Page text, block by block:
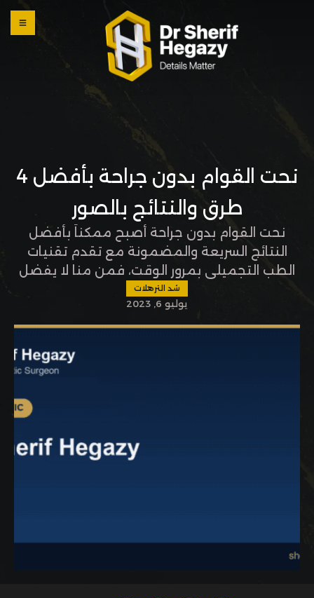
نحت القوام بدون جراحة بأفضل 4
طرق والنتائج بالصور
نحت القوام بدون جراحة أصبح ممكناً بأفضل
النتائج السريعة والمضمونة مع تقدم تقنيات
الطب التجميلي بمرور الوقت، فمن منا لا يفضل
الطرق غير الجراحية لتحقيق القوام المثالي الذي
يحلم به؟ لذا في المقالة التالية نعرض لك هذه
الطرق وأفضلها فتابع معنا عزيزي القارئ. طرق
نحت القوام بدون جراحة تختلف نحت القوام بدون
شد الترهلات
يوليو 6, 2023